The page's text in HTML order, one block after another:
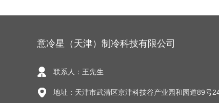
意冷星（天津）制冷科技有限公司
联系人：王先生
地址：天津市武清区京津科技谷产业园和园道89号